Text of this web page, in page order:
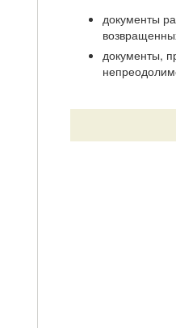
документы
документы,